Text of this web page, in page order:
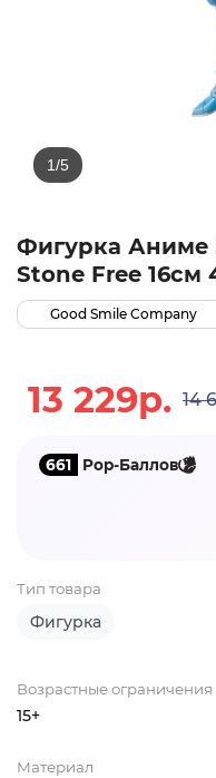
Фигурка
Stone Free 16см
Good Smile Company
13 229р. 14
661 Pop-Баллов
Тип товара
Фигурка
Возрастные ограничения
15+
Материал